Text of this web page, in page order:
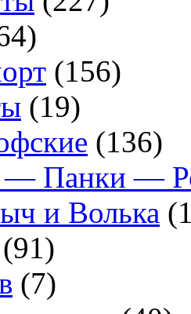
(156)
(19)
(136)
— Панки —
и Волька
(91)
(7)